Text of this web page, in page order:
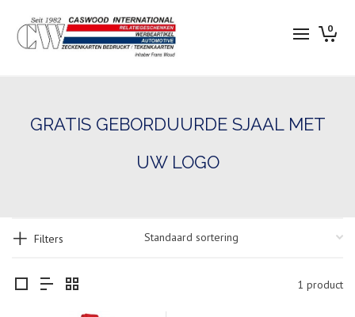
0
GRATIS GEBORDUURDE SJAAL MET
UW LOGO
Filters
1 product